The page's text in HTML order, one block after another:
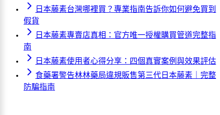
日本藤素台灣哪裡買？專業指南告訴你如何避免買到
假貨
日本藤素專賣店真相：官方唯一授權購買管道完整指
南
日本藤素使用者心得分享：四個真實案例與效果評估
食藥署警告林林藥局違規販售第三代日本藤素｜完整
防騙指南